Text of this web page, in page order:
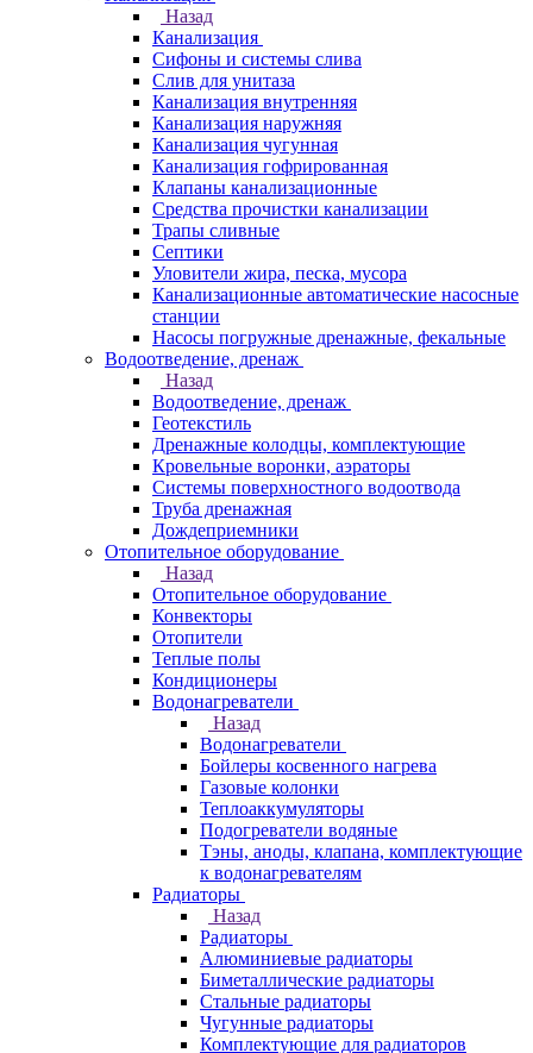
Назад
Канализация
Сифоны и системы слива
Слив для унитаза
Канализация внутренняя
Канализация наружняя
Канализация чугунная
Канализация гофрированная
Клапаны канализационные
Средства прочистки канализации
Трапы сливные
Септики
Уловители жира, песка, мусора
Канализационные автоматические насосные
станции
Насосы погружные дренажные, фекальные
Водоотведение, дренаж
Назад
Водоотведение, дренаж
Геотекстиль
Дренажные колодцы, комплектующие
Кровельные воронки, аэраторы
Системы поверхностного водоотвода
Труба дренажная
Дождеприемники
Отопительное оборудование
Назад
Отопительное оборудование
Конвекторы
Отопители
Теплые полы
Кондиционеры
Водонагреватели
Назад
Водонагреватели
Бойлеры косвенного нагрева
Газовые колонки
Теплоаккумуляторы
Подогреватели водяные
Тэны, аноды, клапана, комплектующие
к водонагревателям
Радиаторы
Назад
Радиаторы
Алюминиевые радиаторы
Биметаллические радиаторы
Стальные радиаторы
Чугунные радиаторы
Комплектующие для радиаторов